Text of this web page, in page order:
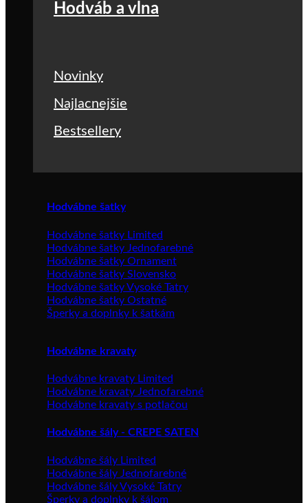
Hodváb a vlna
Novinky
Najlacnejšie
Bestsellery
Hodvábne šatky
Hodvábne šatky Limited
Hodvábne šatky Jednofarebné
Hodvábne šatky Ornament
Hodvábne šatky Slovensko
Hodvábne šatky Vysoké Tatry
Hodvábne šatky Ostatné
Šperky a doplnky k šatkám
Hodvábne kravaty
Hodvábne kravaty Limited
Hodvábne kravaty Jednofarebné
Hodvábne kravaty s potlačou
Hodvábne šály - CREPE SATEN
Hodvábne šály Limited
Hodvábne šály Jednofarebné
Hodvábne šály Vysoké Tatry
Šperky a doplnky k šálom